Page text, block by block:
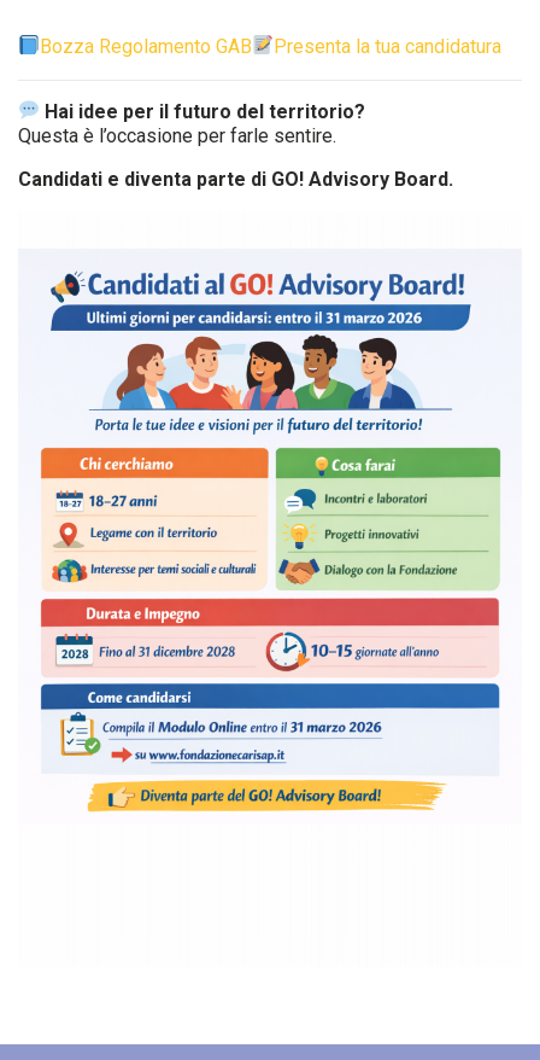
Bozza Regolamento GAB Presenta la tua candidatura
Hai idee per il futuro del territorio?
Questa è l’occasione per farle sentire.
Candidati e diventa parte di GO! Advisory Board.